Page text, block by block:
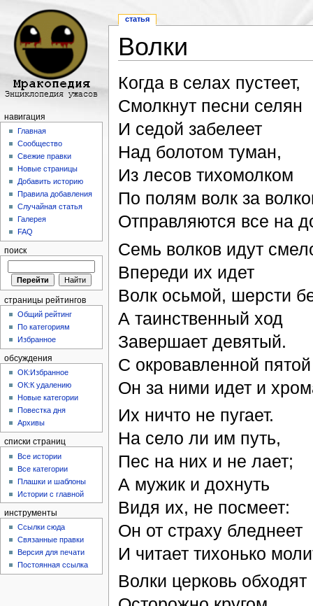
Волки
Когда в селах пустеет,
Смолкнут песни селян
И седой забелеет
Над болотом туман,
Из лесов тихомолком
По полям волк за
Отправляются все на
Семь волков идут
Впереди их идет
Волк осьмой, шерсти
А таинственный ход
Завершает девятый.
С окровавленной пятой
Он за ними идет и
Их ничто не пугает.
На село ли им путь,
Пес на них и не лает;
А мужик и дохнуть
Видя их, не посмеет:
Он от страху бледнеет
И читает тихонько
Волки церковь обходят
статья
навигация
Главная
Сообщество
Свежие правки
Новые страницы
Добавить историю
Правила добавления
Случайная статья
Галерея
FAQ
поиск
страницы рейтингов
Общий рейтинг
По категориям
Избранное
обсуждения
ОК:Избранное
ОК:К удалению
Новые категории
Повестка дня
Архивы
списки страниц
Все истории
Все категории
Плашки и шаблоны
Истории с главной
инструменты
Ссылки сюда
Связанные правки
Версия для печати
Постоянная ссылка